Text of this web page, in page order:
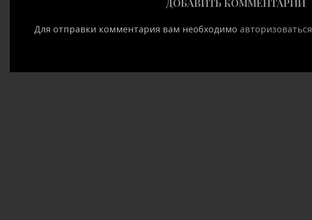
Для отправки комментария вам необходимо авторизоваться